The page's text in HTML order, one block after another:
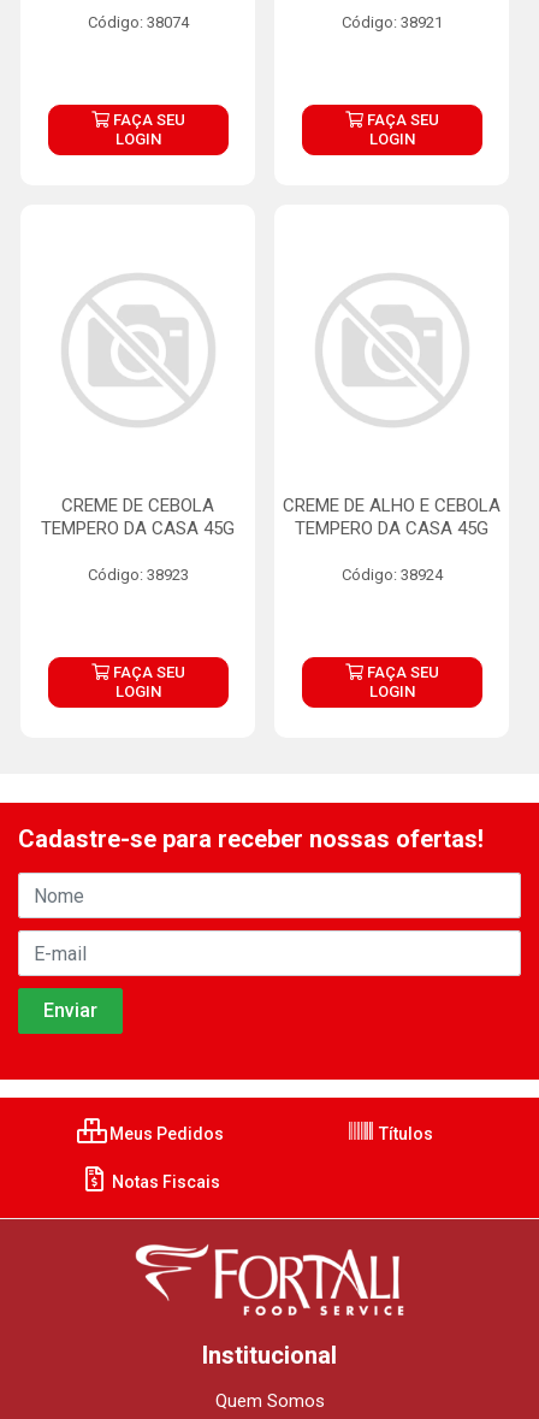
Código: 38074
FAÇA SEU
LOGIN
Código: 38921
FAÇA SEU
LOGIN
CREME DE CEBOLA
TEMPERO DA CASA 45G
Código: 38923
FAÇA SEU
LOGIN
CREME DE ALHO E CEBOLA
TEMPERO DA CASA 45G
Código: 38924
FAÇA SEU
LOGIN
Cadastre-se para receber nossas ofertas!
Meus Pedidos Títulos
Notas Fiscais
Institucional
Quem Somos